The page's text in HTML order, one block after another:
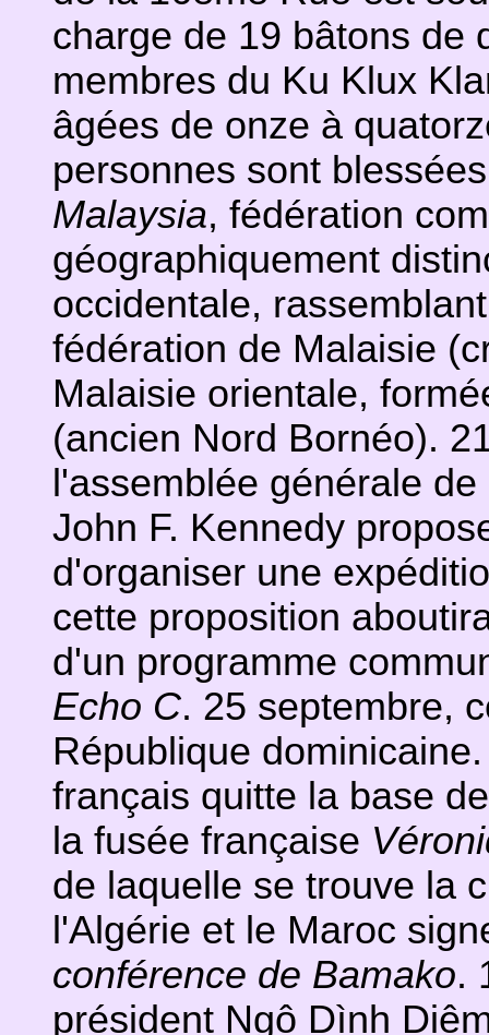
charge de 19 bâtons de
membres du Ku Klux
âgées de onze à
personnes sont
Malaysia, fédération
géographiquement
occidentale,
fédération de Malaisie
Malaisie orientale,
(ancien Nord Bornéo).
l'assemblée générale
John F. Kennedy
d'organiser une
cette proposition
d'un programme
Echo C. 25 septembre,
République
français quitte la base
la fusée française
de laquelle se trouve la
l'Algérie et le Maroc
conférence de Bamako.
président Ngô Dình